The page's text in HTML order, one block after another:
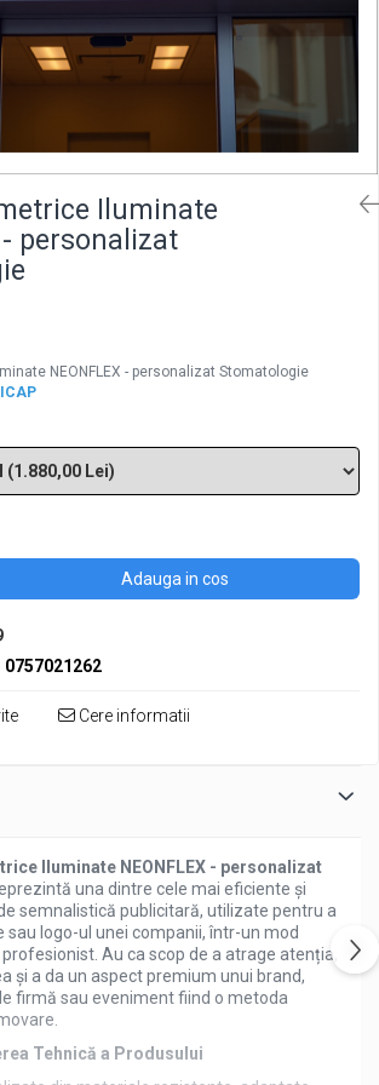
Iluminate
- personalizat
NEONFLEX - personalizat Stomatologie
Adauga in cos
0757021262
Cere informatii
Iluminate NEONFLEX - personalizat
una dintre cele mai eficiente și
semnalistică publicitară, utilizate pentru a
sau logo-ul unei companii, într-un mod
profesionist. Au ca scop de a atrage atenția,
și a da un aspect premium unui brand,
firmă sau eveniment fiind o metoda
Tehnică a Produsului